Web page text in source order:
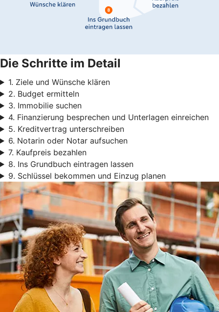
Die Schritte im Detail
1. Ziele und Wünsche klären
2. Budget ermitteln
3. Immobilie suchen
4. Finanzierung besprechen und Unterlagen einreichen
5. Kreditvertrag unterschreiben
6. Notarin oder Notar aufsuchen
7. Kaufpreis bezahlen
8. Ins Grundbuch eintragen lassen
9. Schlüssel bekommen und Einzug planen